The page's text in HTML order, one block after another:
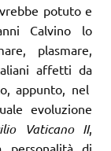
potuto e
Calvino lo
plasmare,
affetti da
appunto, nel
evoluzione
Vaticano II,